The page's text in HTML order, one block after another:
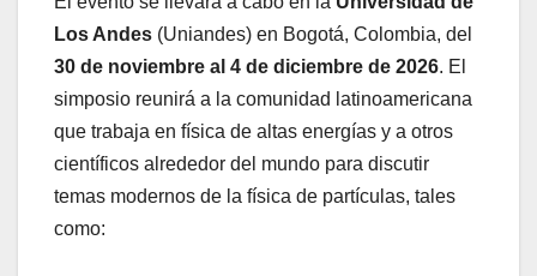
Los Andes (Uniandes) en Bogotá, Colombia, del
30 de noviembre al 4 de diciembre de 2026. El
simposio reunirá a la comunidad latinoamericana
que trabaja en física de altas energías y a otros
científicos alrededor del mundo para discutir
temas modernos de la física de partículas, tales
como: